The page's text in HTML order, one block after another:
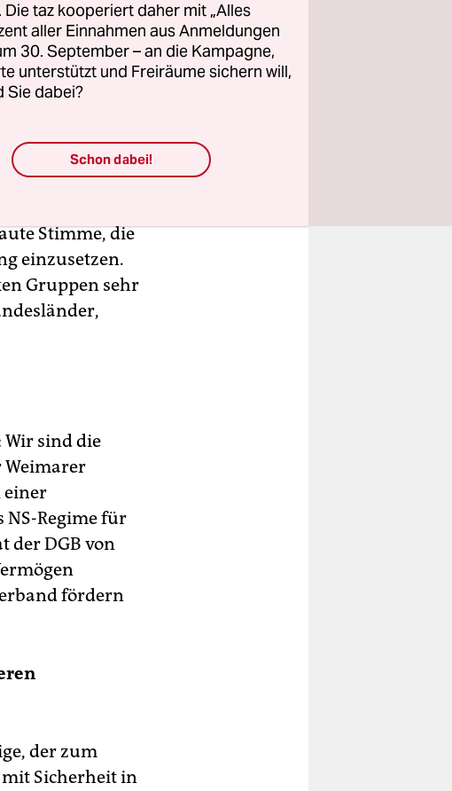
gesperrt,
und
können.
Stimme, die
einzusetzen.
Gruppen sehr
Wir sind die
Weimarer
einer
NS-Regime für
der DGB von
fördern
der zum
mit Sicherheit in
taz kooperiert daher mit „Alles
aller Einnahmen aus Anmeldungen
30. September – an die Kampagne,
unterstützt und Freiräume sichern will,
Sie dabei?
Schon dabei!